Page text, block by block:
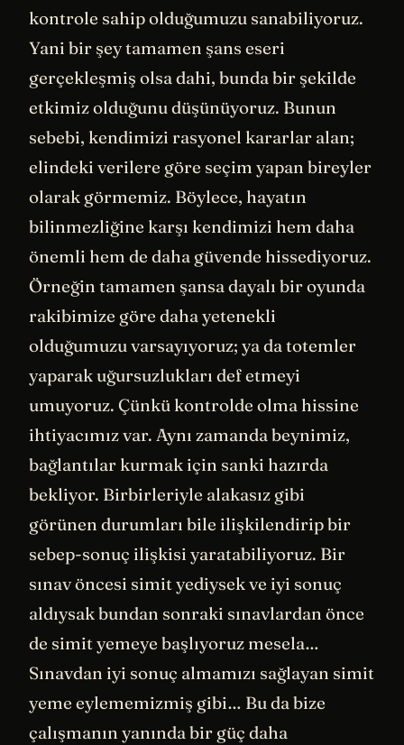
kontrole sahip olduğumuzu sanabiliyoruz.
Yani bir şey tamamen şans eseri
gerçekleşmiş olsa dahi, bunda bir şekilde
etkimiz olduğunu düşünüyoruz. Bunun
sebebi, kendimizi rasyonel kararlar alan;
elindeki verilere göre seçim yapan bireyler
olarak görmemiz. Böylece, hayatın
bilinmezliğine karşı kendimizi hem daha
önemli hem de daha güvende hissediyoruz.
Örneğin tamamen şansa dayalı bir oyunda
rakibimize göre daha yetenekli
olduğumuzu varsayıyoruz; ya da totemler
yaparak uğursuzlukları def etmeyi
umuyoruz. Çünkü kontrolde olma hissine
ihtiyacımız var. Aynı zamanda beynimiz,
bağlantılar kurmak için sanki hazırda
bekliyor. Birbirleriyle alakasız gibi
görünen durumları bile ilişkilendirip bir
sebep-sonuç ilişkisi yaratabiliyoruz. Bir
sınav öncesi simit yediysek ve iyi sonuç
aldıysak bundan sonraki sınavlardan önce
de simit yemeye başlıyoruz mesela…
Sınavdan iyi sonuç almamızı sağlayan simit
yeme eylememizmiş gibi… Bu da bize
çalışmanın yanında bir güç daha